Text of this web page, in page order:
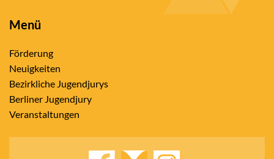
Menü
Förderung
Neuigkeiten
Bezirkliche Jugendjurys
Berliner Jugendjury
Veranstaltungen